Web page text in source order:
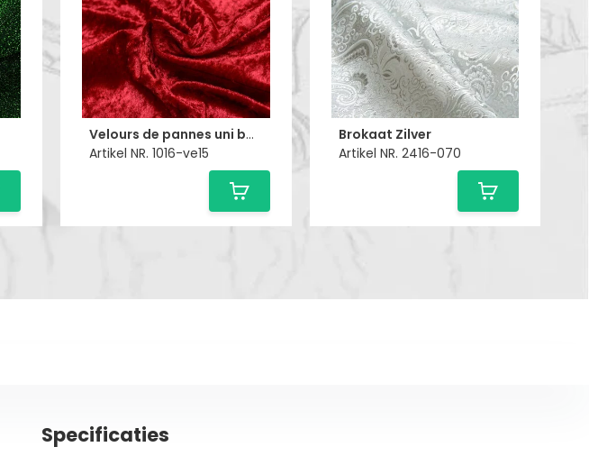
Velours de pannes uni bordeaux
Artikel NR. 1016-ve15
Brokaat Zilver
Artikel NR. 2416-070
Specificaties